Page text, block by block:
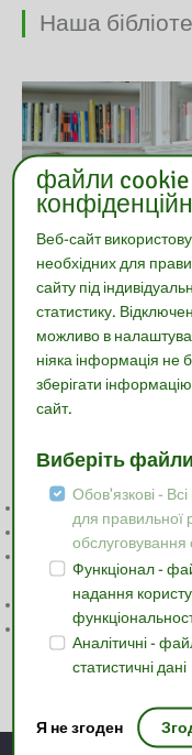
Наша
GŁOSOWANIE BOM
NA RATUNEK EMOCJOM
WYNIKI KONKURSU
WYMIARACH”
PODSUMOWANIE
ZAPROSZENIE NA
файли cookie
Веб-сайт
необхідних для
сайту під
статистику.
можливо в
ніяка інформація не
зберігати
сайт.
Виберіть
Обов'язкові -
для правильної
обслуговування
Функціонал -
надання
Аналітичні -
статистичні дані
Я не згоден